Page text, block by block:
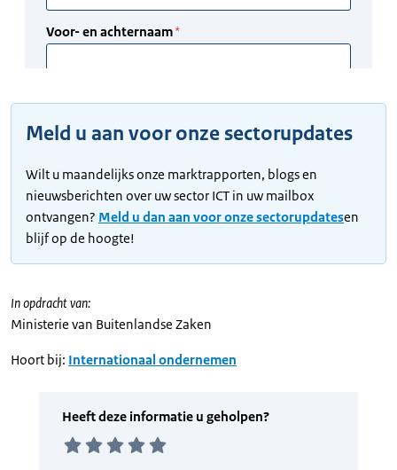
Meld u aan voor onze sectorupdates
Wilt u maandelijks onze marktrapporten, blogs en
nieuwsberichten over uw sector ICT in uw mailbox
ontvangen? Meld u dan aan voor onze sectorupdatesen
blijf op de hoogte!
In opdracht van:
Ministerie van Buitenlandse Zaken
Hoort bij: Internationaal ondernemen